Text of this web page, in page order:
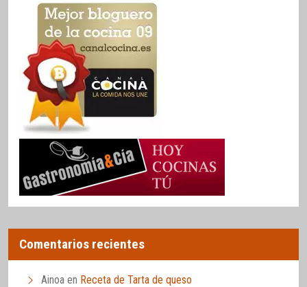
Comentarios recientes
Ainoa en Receta de Tarta de queso